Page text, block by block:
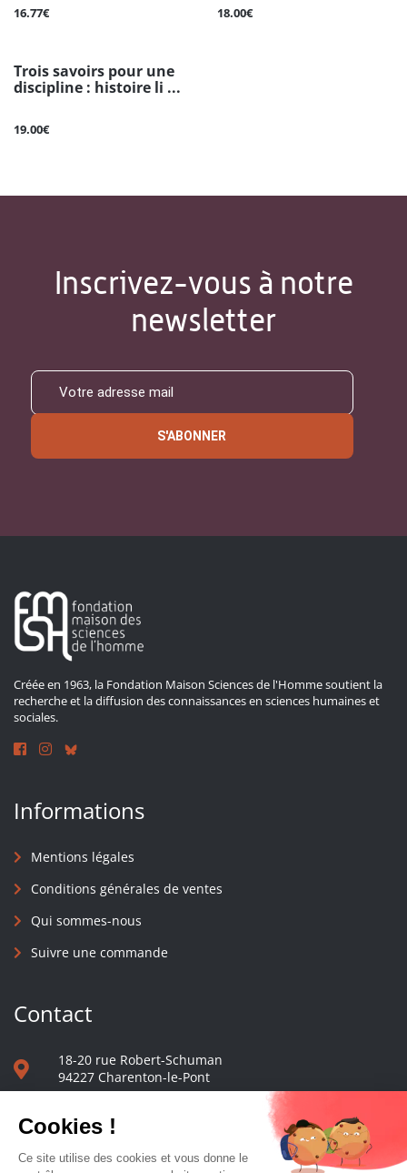
16.77€ 18.00€
Trois savoirs pour une
discipline : histoire li ...
19.00€
Inscrivez-vous à notre
newsletter
S'ABONNER
Créée en 1963, la Fondation Maison Sciences de l'Homme soutient la
recherche et la diffusion des connaissances en sciences humaines et
sociales.
Informations
Mentions légales
Conditions générales de ventes
Qui sommes-nous
Suivre une commande
Contact
18-20 rue Robert-Schuman
94227 Charenton-le-Pont